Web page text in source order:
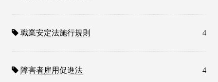
職業安定法施行規則 4
障害者雇用促進法 4